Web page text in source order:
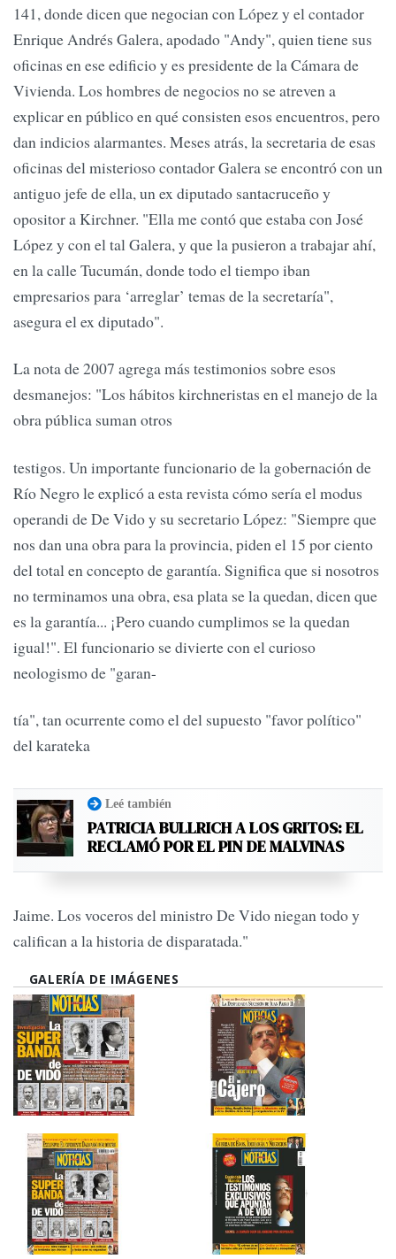
141, donde dicen que negocian con López y el contador
Enrique Andrés Galera, apodado "Andy", quien tiene sus
oficinas en ese edificio y es presidente de la Cámara de
Vivienda. Los hombres de negocios no se atreven a
explicar en público en qué consisten esos encuentros, pero
dan indicios alarmantes. Meses atrás, la secretaria de esas
oficinas del misterioso contador Galera se encontró con un
antiguo jefe de ella, un ex diputado santacruceño y
opositor a Kirchner. "Ella me contó que estaba con José
López y con el tal Galera, y que la pusieron a trabajar ahí,
en la calle Tucumán, donde todo el tiempo iban
empresarios para ‘arreglar’ temas de la secretaría",
asegura el ex diputado".
La nota de 2007 agrega más testimonios sobre esos
desmanejos: "Los hábitos kirchneristas en el manejo de la
obra pública suman otros
testigos. Un importante funcionario de la gobernación de
Río Negro le explicó a esta revista cómo sería el modus
operandi de De Vido y su secretario López: "Siempre que
nos dan una obra para la provincia, piden el 15 por ciento
del total en concepto de garantía. Significa que si nosotros
no terminamos una obra, esa plata se la quedan, dicen que
es la garantía... ¡Pero cuando cumplimos se la quedan
igual!". El funcionario se divierte con el curioso
neologismo de "garan-
tía", tan ocurrente como el del supuesto "favor político"
del karateka
Leé también
PATRICIA BULLRICH A LOS GRITOS: EL
RECLAMÓ POR EL PIN DE MALVINAS
Jaime. Los voceros del ministro De Vido niegan todo y
califican a la historia de disparatada."
GALERÍA DE IMÁGENES